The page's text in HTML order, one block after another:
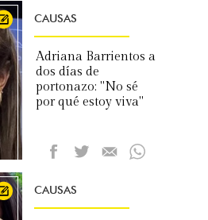
CAUSAS
Adriana Barrientos a
dos días de
portonazo: "No sé
por qué estoy viva"
CAUSAS